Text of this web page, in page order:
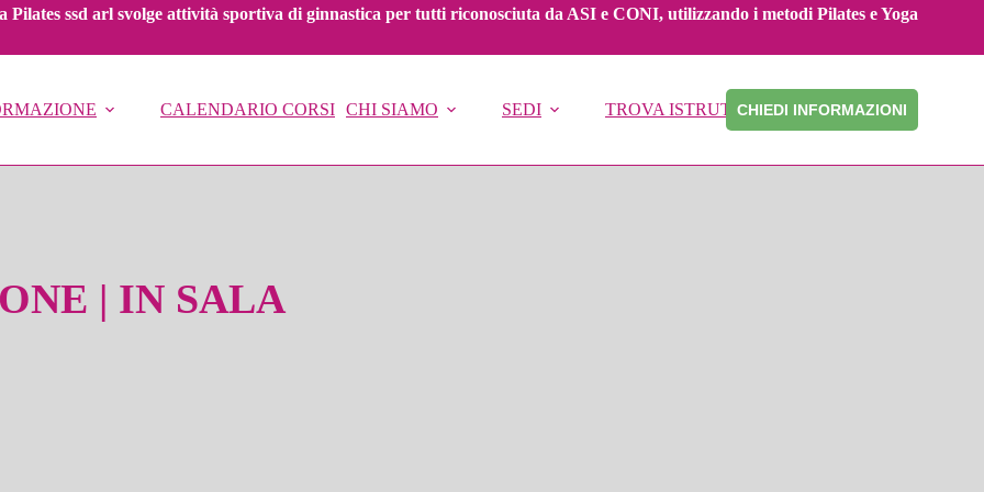
Pilates ssd arl svolge attività sportiva di ginnastica per tutti riconosciuta da ASI e CONI, utilizzando i metodi Pilates e Yoga
CALENDARIO CORSI CHI SIAMO SEDI TROVA ISTRUTTORECHIEDI INFORMAZIONI
| IN SALA